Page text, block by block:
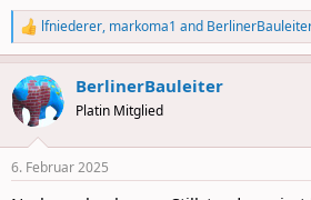
R
e
a
c
t
i
s
lfniederer, markoma1 and
BerlinerBauleiter
Platin Mitglied
6. Februar 2025